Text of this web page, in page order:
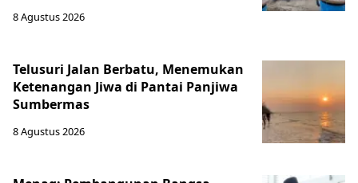
8 Agustus 2026
Telusuri Jalan Berbatu, Menemukan
Ketenangan Jiwa di Pantai Panjiwa
Sumbermas
8 Agustus 2026